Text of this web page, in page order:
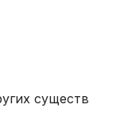
существ